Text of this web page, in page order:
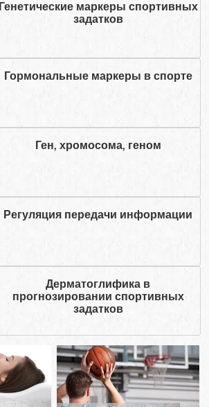
Генетические маркеры спортивных
задатков
Гормональные маркеры в спорте
Ген, хромосома, геном
Регуляция передачи информации
Дерматоглифика в
прогнозировании спортивных
задатков